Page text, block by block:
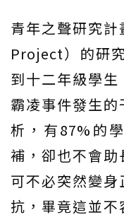
青年之聲研究
Project）的研
到十二年級學
霸凌事件發生
析，有87%的
補，卻也不會
可不必突然變
抗，畢竟這並